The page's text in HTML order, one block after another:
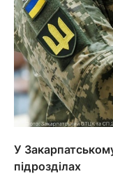
У
підрозділах